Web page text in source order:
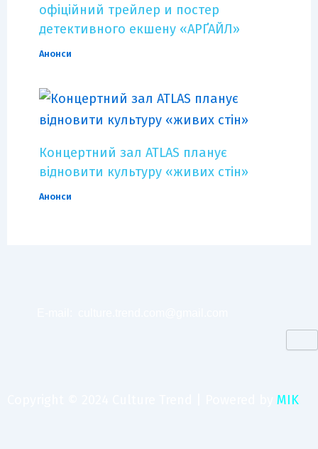
офіційний трейлер и постер
детективного екшену «АРҐАЙЛ»
Анонси
Концертний зал ATLAS планує
відновити культуру «живих стін»
Анонси
MIK